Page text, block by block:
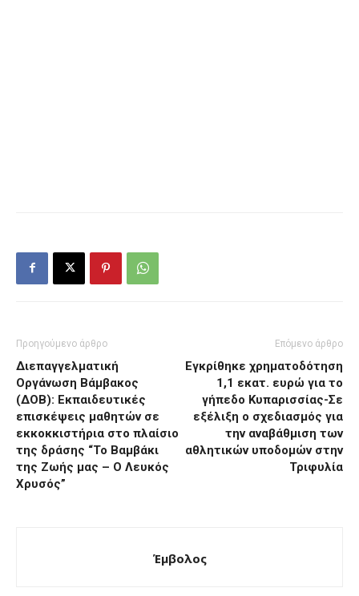
Προηγούμενο άρθρο
Διεπαγγελματική
Οργάνωση Βάμβακος
(ΔΟΒ): Εκπαιδευτικές
επισκέψεις μαθητών σε
εκκοκκιστήρια στο πλαίσιο
της δράσης “Το Βαμβάκι
της Ζωής μας – Ο Λευκός
Χρυσός”
Επόμενο άρθρο
Εγκρίθηκε χρηματοδότηση
1,1 εκατ. ευρώ για το
γήπεδο Κυπαρισσίας-Σε
εξέλιξη ο σχεδιασμός για
την αναβάθμιση των
αθλητικών υποδομών στην
Τριφυλία
Έμβολος